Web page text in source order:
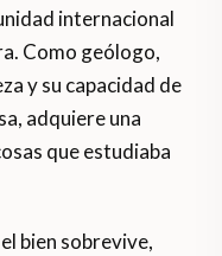
internacional
Como geólogo,
y su capacidad de
adquiere una
que estudiaba
bien sobrevive,